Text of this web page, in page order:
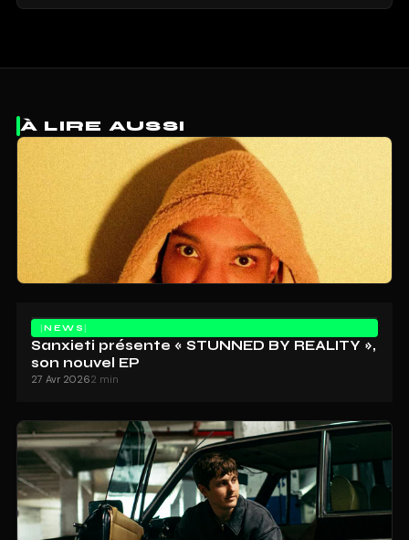
À LIRE AUSSI
NEWS
Sanxieti présente « STUNNED BY REALITY »,
son nouvel EP
27 Avr 20262 min